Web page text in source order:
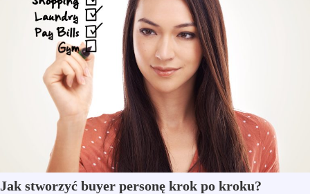
Jak stworzyć buyer personę krok po kroku?